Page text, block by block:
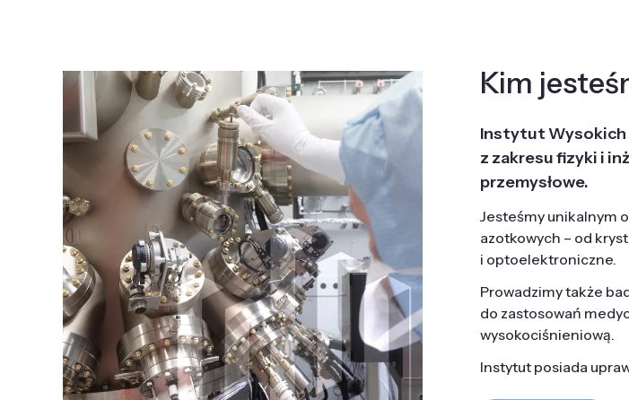
Kim
Instytut Wysokich
z zakresu fizyki i
przemysłowe.
Jesteśmy unikalnym
azotkowych – od
i optoelektroniczne.
Prowadzimy także
do zastosowań
wysokociśnieniową.
Instytut posiada